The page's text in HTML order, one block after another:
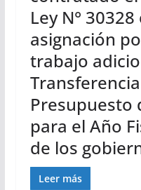
Ley N°
asignación
trabajo
Presupuesto
para el Año
de los
Leer más